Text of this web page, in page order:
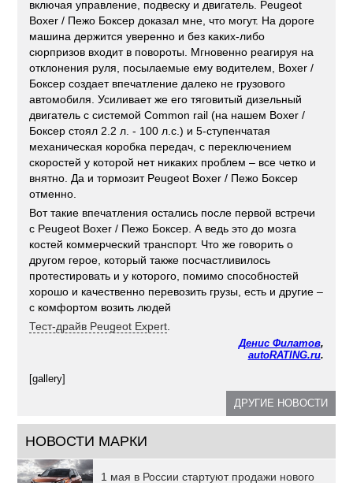
включая управление, подвеску и двигатель. Peugeot
Boxer / Пежо Боксер доказал мне, что могут. На дороге
машина держится уверенно и без каких-либо
сюрпризов входит в повороты. Мгновенно реагируя на
отклонения руля, посылаемые ему водителем, Boxer /
Боксер создает впечатление далеко не грузового
автомобиля. Усиливает же его тяговитый дизельный
двигатель с системой Common rail (на нашем Boxer /
Боксер стоял 2.2 л. - 100 л.с.) и 5-ступенчатая
механическая коробка передач, с переключением
скоростей у которой нет никаких проблем – все четко и
внятно. Да и тормозит Peugeot Boxer / Пежо Боксер
отменно.
Вот такие впечатления остались после первой встречи
с Peugeot Boxer / Пежо Боксер. А ведь это до мозга
костей коммерческий транспорт. Что же говорить о
другом герое, который также посчастливилось
протестировать и у которого, помимо способностей
хорошо и качественно перевозить грузы, есть и другие –
с комфортом возить людей
Тест-драйв Peugeot Expert
Денис Филатов,
autoRATING.ru.
[gallery]
ДРУГИЕ НОВОСТИ
НОВОСТИ МАРКИ
1 мая в России стартуют продажи нового